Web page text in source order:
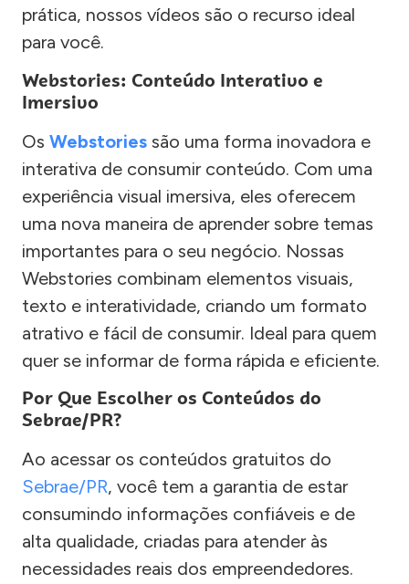
prática, nossos vídeos são o recurso ideal
para você.
Webstories: Conteúdo Interativo e
Imersivo
Os Webstories são uma forma inovadora e
interativa de consumir conteúdo. Com uma
experiência visual imersiva, eles oferecem
uma nova maneira de aprender sobre temas
importantes para o seu negócio. Nossas
Webstories combinam elementos visuais,
texto e interatividade, criando um formato
atrativo e fácil de consumir. Ideal para quem
quer se informar de forma rápida e eficiente.
Por Que Escolher os Conteúdos do
Sebrae/PR?
Ao acessar os conteúdos gratuitos do
Sebrae/PR, você tem a garantia de estar
consumindo informações confiáveis e de
alta qualidade, criadas para atender às
necessidades reais dos empreendedores.